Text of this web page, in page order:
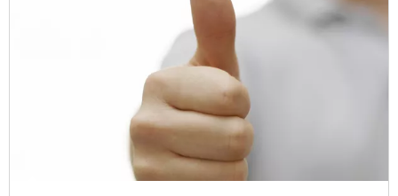
Connaître, analyser et comprendre pour mieux répondre